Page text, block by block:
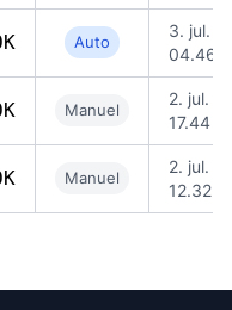
Auto
3. jul.
04.46
Manuel
2. jul.
17.44
Manuel
2. jul.
12.32